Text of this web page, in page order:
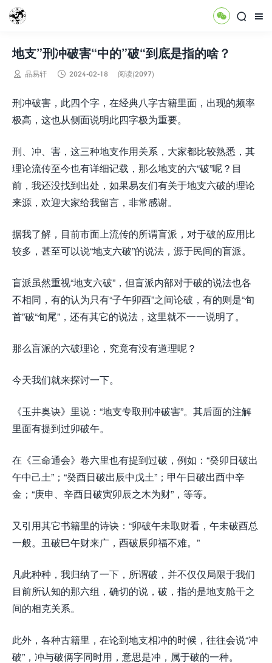



地支”刑冲破害“中的”破“到底是指的啥？
 品易轩  2024-02-18 阅读(2097)
刑冲破害，此四个字，在经典八字古籍里面，出现的频率
极高，这也从侧面说明此四字极为重要。
刑、冲、害，这三种地支作用关系，大家都比较熟悉，其
理论流传至今也有详细记载，那么地支的六“破”呢？目
前，我还没找到出处，如果易友们有关于地支六破的理论
来源，欢迎大家给我留言，非常感谢。
据我了解，目前市面上流传的所谓盲派，对于破的应用比
较多，甚至可以说“地支六破”的说法，源于民间的盲派。
盲派虽然重视“地支六破”，但盲派内部对于破的说法也各
不相同，有的认为只有“子午卯酉”之间论破，有的则是“旬
首”破“旬尾”，还有其它的说法，这里就不一一说明了。
那么盲派的六破理论，究竟有没有道理呢？
今天我们就来探讨一下。
《玉井奥诀》里说：“地支专取刑冲破害”。其后面的注解
里面有提到过卯破午。
在《三命通会》卷六里也有提到过破，例如：“癸卯日破出
午中己土”；“癸酉日破出辰中戊土”；甲午日破出酉中辛
金；“庚申、辛酉日破寅卯辰之木为财”，等等。
又引用其它书籍里的诗诀：“卯破午未取财看，午未破酉总
一般。丑破巳午财来广，酉破辰卯福不难。”
凡此种种，我归纳了一下，所谓破，并不仅仅局限于我们
目前所认知的那六组，确切的说，破，指的是地支舱干之
间的相克关系。
此外，各种古籍里，在论到地支相冲的时候，往往会说“冲
破”，冲与破俩字同时用，意思是冲，属于破的一种。